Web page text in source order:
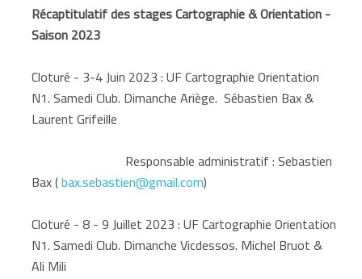
Récaptitulatif des stages Cartographie & Orientation -
Saison 2023
Cloturé - 3-4 Juin 2023 : UF Cartographie Orientation
N1. Samedi Club. Dimanche Ariège. Sébastien Bax &
Laurent Grifeille
Responsable administratif : Sebastien
Bax (bax.sebastien@gmail.com)
Cloturé - 8 - 9 Juillet 2023 : UF Cartographie Orientation
N1. Samedi Club. Dimanche Vicdessos. Michel Bruot &
Ali Mili